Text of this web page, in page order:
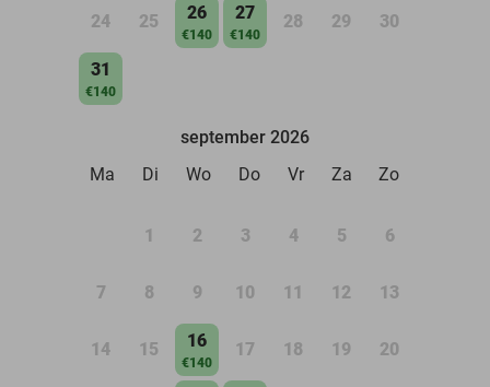
24 25 26
€140
27
€140
28 29 30
31
€140
september 2026
Ma
Di Wo Do Vr Za Zo
1 2 3 4 5 6
7 8 9 10 11 12 13
14 15 16
€140
17 18 19 20